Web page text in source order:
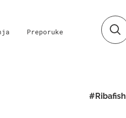
Preporuke
#Ribafish